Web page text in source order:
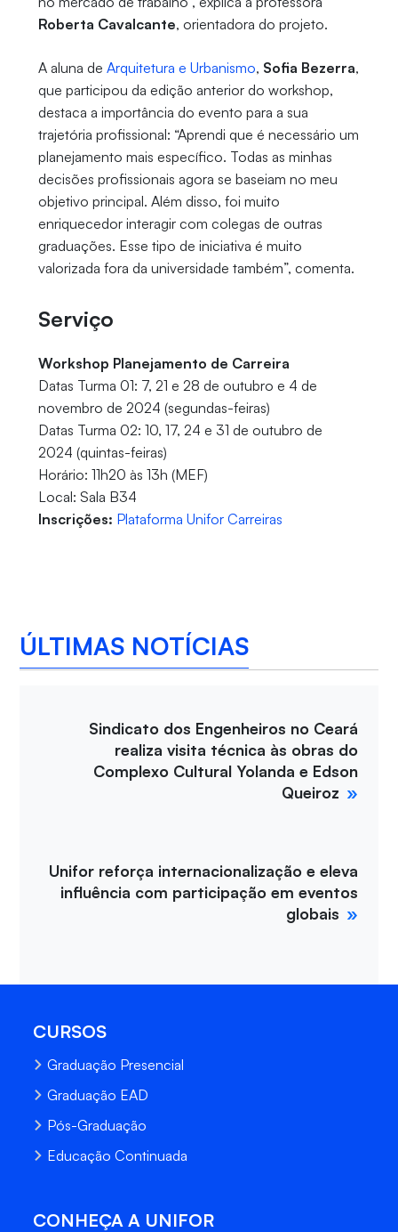
Roberta Cavalcante, orientadora do projeto.
A aluna de Arquitetura e Urbanismo, Sofia Bezerra,
que participou da edição anterior do workshop,
destaca a importância do evento para a sua
trajetória profissional: “Aprendi que é necessário um
planejamento mais específico. Todas as minhas
decisões profissionais agora se baseiam no meu
objetivo principal. Além disso, foi muito
enriquecedor interagir com colegas de outras
graduações. Esse tipo de iniciativa é muito
valorizada fora da universidade também”, comenta.
Serviço
Workshop Planejamento de Carreira
Datas Turma 01: 7, 21 e 28 de outubro e 4 de
novembro de 2024 (segundas-feiras)
Datas Turma 02: 10, 17, 24 e 31 de outubro de
2024 (quintas-feiras)
Horário: 11h20 às 13h (MEF)
Local: Sala B34
Inscrições: Plataforma Unifor Carreiras
ÚLTIMAS NOTÍCIAS
Sindicato dos Engenheiros no Ceará
realiza visita técnica às obras do
Complexo Cultural Yolanda e Edson
Queiroz
Unifor reforça internacionalização e eleva
influência com participação em eventos
globais
CURSOS
Graduação Presencial
Graduação EAD
Pós-Graduação
Educação Continuada
CONHEÇA A UNIFOR